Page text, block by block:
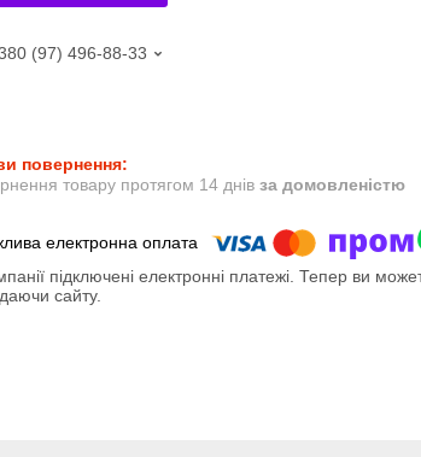
(97) 496-88-33
товару протягом 14 днів за домовленістю
підключені електронні платежі. Тепер ви
сайту.